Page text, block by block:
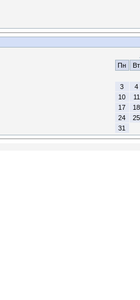
Пн
Вт
3
4
10
11
17
18
24
25
31